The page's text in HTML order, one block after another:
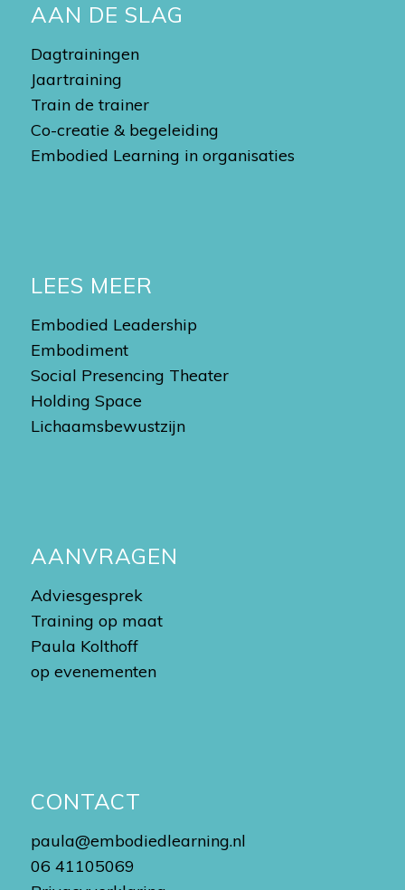
AAN DE SLAG
Dagtrainingen
Jaartraining
Train de trainer
Co-creatie & begeleiding
Embodied Learning in organisaties
LEES MEER
Embodied Leadership
Embodiment
Social Presencing Theater
Holding Space
Lichaamsbewustzijn
AANVRAGEN
Adviesgesprek
Training op maat
Paula Kolthoff
op evenementen
CONTACT
paula@embodiedlearning.nl
06 41105069